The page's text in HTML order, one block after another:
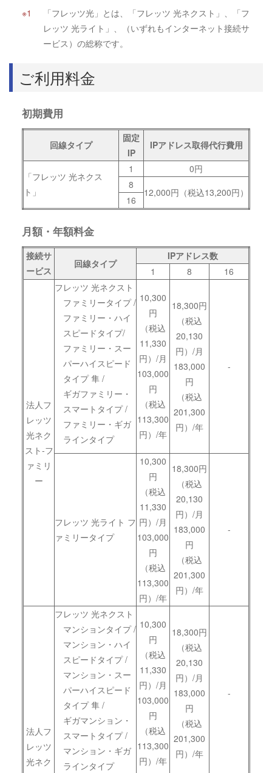
「フレッツ光」とは、「フレッツ 光ネクスト」、「フ
レッツ 光ライト」、（いずれもインターネット接続サ
ービス）の総称です。
ご利用料金
初期費用
回線タイプ
固定
IP
IPアドレス取得代行費用
「フレッツ 光ネクス
ト」
1
0円
8
12,000円（税込13,200円）
16
月額・年額料金
接続サ
ービス
回線タイプ
IPアドレス数
1
8 16
法人フ
レッツ
光ネク
スト-フ
ァミリ
ー
フレッツ 光ネクスト
ファミリータイプ /
ファミリー・ハイ
スピードタイプ/
ファミリー・スー
パーハイスピード
タイプ 隼 /
ギガファミリー・
スマートタイプ /
ファミリー・ギガ
ラインタイプ
10,300
円
（税込
11,330
円）/月
103,000
円
（税込
113,300
円）/年
18,300円
（税込
20,130
円）/月
183,000
円
（税込
201,300
円）/年
-
フレッツ 光ライト フ
ァミリータイプ
10,300
円
（税込
11,330
円）/月
103,000
円
（税込
113,300
円）/年
18,300円
（税込
20,130
円）/月
183,000
円
（税込
201,300
円）/年
-
法人フ
レッツ
光ネク
フレッツ 光ネクスト
マンションタイプ /
マンション・ハイ
スピードタイプ /
マンション・スー
パーハイスピード
タイプ 隼 /
ギガマンション・
スマートタイプ /
マンション・ギガ
ラインタイプ
10,300
円
（税込
11,330
円）/月
103,000
円
（税込
113,300
円）/年
18,300円
（税込
20,130
円）/月
183,000
円
（税込
201,300
円）/年
-